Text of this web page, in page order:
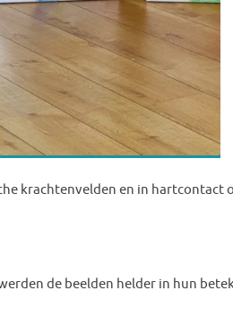
krachtenvelden en in hartcontact
de beelden helder in hun